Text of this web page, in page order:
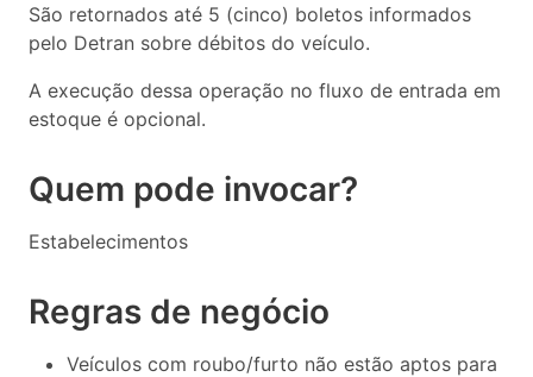
São retornados até 5 (cinco) boletos informados
pelo Detran sobre débitos do veículo.
A execução dessa operação no fluxo de entrada em
estoque é opcional.
Quem pode invocar?
Estabelecimentos
Regras de negócio
Veículos com roubo/furto não estão aptos para